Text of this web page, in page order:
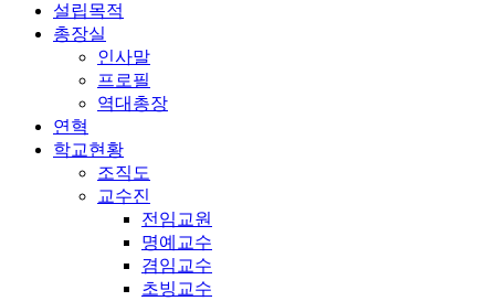
설립목적
총장실
인사말
프로필
역대총장
연혁
학교현황
조직도
교수진
전임교원
명예교수
겸임교수
초빙교수